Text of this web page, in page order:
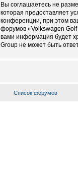
Вы соглашаетесь не
которая предоставляет
конференции, при этом
форумов «Volkswagen Golf
вами информация будет
Group не может быть
Список форумов